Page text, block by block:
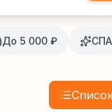
До 5 000 ₽ СПА